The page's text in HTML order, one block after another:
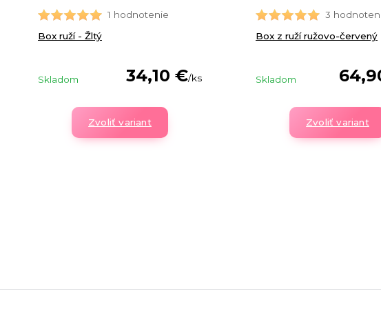
1 hodnotenie
Box ruží - Žltý
34,10 €/ks
Skladom
Zvoliť variant
3
Box z ruží ružovo-červený
Skladom
Zvoliť variant